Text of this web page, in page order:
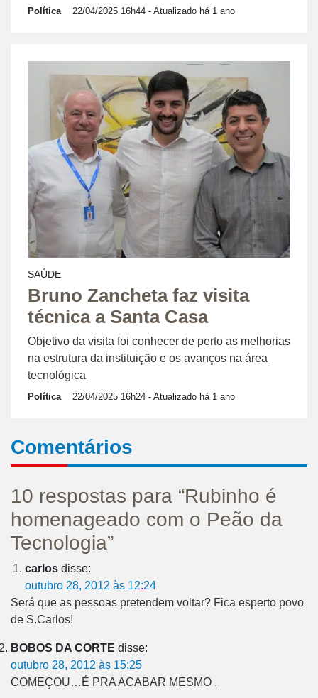
Política 22/04/2025 16h44 - Atualizado há 1 ano
SAÚDE
Bruno Zancheta faz visita
técnica a Santa Casa
Objetivo da visita foi conhecer de perto as melhorias
na estrutura da instituição e os avanços na área
tecnológica
Política 22/04/2025 16h24 - Atualizado há 1 ano
Comentários
10 respostas para “Rubinho é
homenageado com o Peão da
Tecnologia”
carlos disse:
outubro 28, 2012 às 12:24
Será que as pessoas pretendem voltar? Fica esperto povo
de S.Carlos!
BOBOS DA CORTE disse:
outubro 28, 2012 às 15:25
COMEÇOU…É PRA ACABAR MESMO .